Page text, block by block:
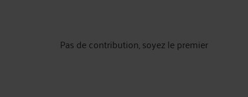
Pas de contribution, soyez le premier